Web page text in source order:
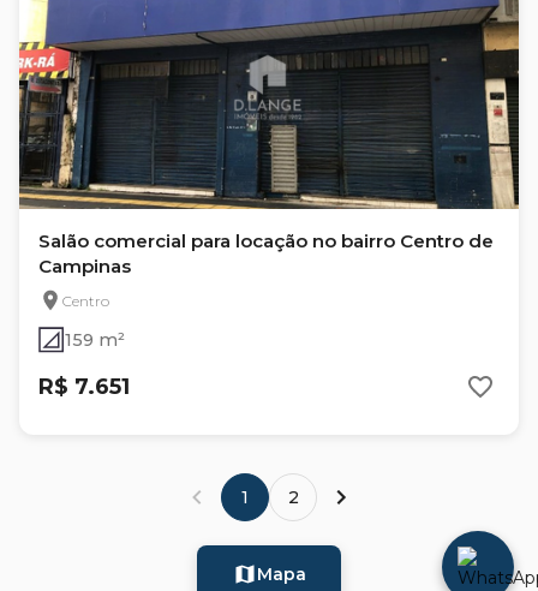
Salão comercial para locação no bairro Centro de
Campinas
Centro
159 m²
R$ 7.651
1 2
Mapa